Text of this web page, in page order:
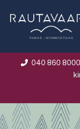
040 860 8000